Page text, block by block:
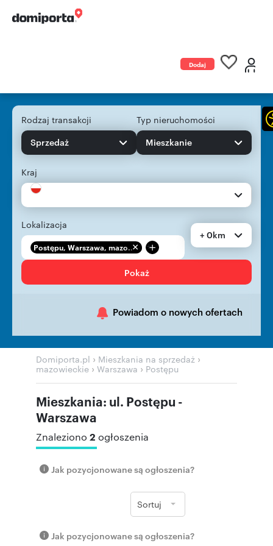
Dodaj
Rodzaj transakcji
Sprzedaż
Typ nieruchomości
Mieszkanie
Kraj
Lokalizacja
Postępu, Warszawa, mazo... +
+ 0km
Pokaż
Powiadom o nowych ofertach
Domiporta.pl › Mieszkania na sprzedaż ›
mazowieckie › Warszawa › Postępu
Mieszkania: ul. Postępu -
Warszawa
Znaleziono 2 ogłoszenia
Jak pozycjonowane są ogłoszenia?
Sortuj
Jak pozycjonowane są ogłoszenia?